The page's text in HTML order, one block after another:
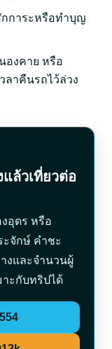
กการะหรือทำบุญ
องคาย หรือ
ลาคืนรถไว้ล่วง
ล้วเที่ยวต่อ
อุดร หรือ
ะจักษ์ คำชะ
งและจำนวนผู้
ะกับทริปได้